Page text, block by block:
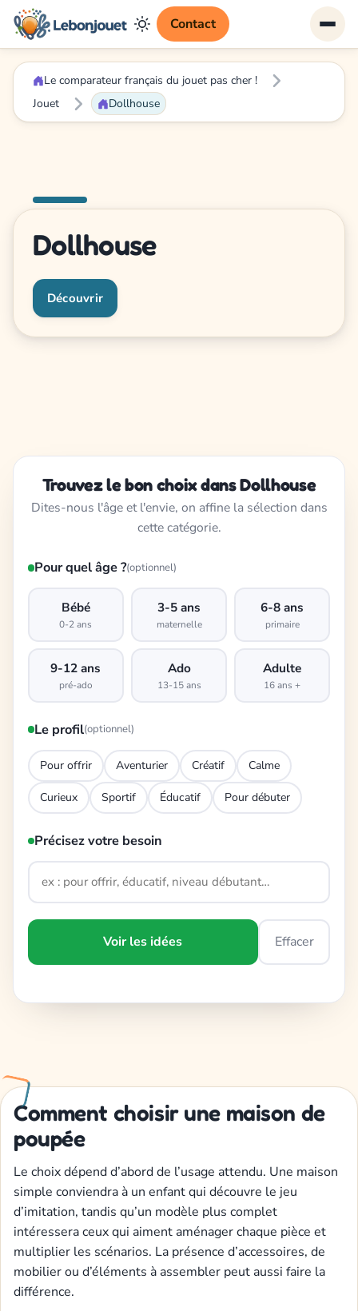
Contact
Le comparateur français du jouet pas cher !
Jouet
Dollhouse
Dollhouse
Découvrir
Trouvez le bon choix dans Dollhouse
Dites-nous l'âge et l'envie, on affine la sélection dans
cette catégorie.
Pour quel âge ?(optionnel)
Bébé
0-2 ans
3-5 ans
maternelle
6-8 ans
primaire
9-12 ans
pré-ado
Ado
13-15 ans
Adulte
16 ans +
Le profil(optionnel)
Pour offrir Aventurier Créatif Calme
Curieux Sportif Éducatif Pour débuter
Précisez votre besoin
Voir les idées Effacer
Comment choisir une maison de
poupée
Le choix dépend d’abord de l’usage attendu. Une maison
simple conviendra à un enfant qui découvre le jeu
d’imitation, tandis qu’un modèle plus complet
intéressera ceux qui aiment aménager chaque pièce et
multiplier les scénarios. La présence d’accessoires, de
mobilier ou d’éléments à assembler peut aussi faire la
différence.